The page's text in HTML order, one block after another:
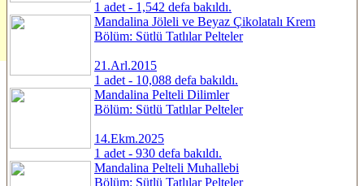
1 adet - 1,542 defa bakıldı.
Mandalina Jöleli ve Beyaz Çikolatalı Krem
Bölüm: Sütlü Tatlılar Pelteler
21.Arl.2015
1 adet - 10,088 defa bakıldı.
Mandalina Pelteli Dilimler
Bölüm: Sütlü Tatlılar Pelteler
14.Ekm.2025
1 adet - 930 defa bakıldı.
Mandalina Pelteli Muhallebi
Bölüm: Sütlü Tatlılar Pelteler